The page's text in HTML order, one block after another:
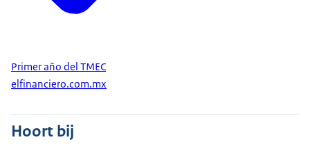
Primer año del TMEC
elfinanciero.com.mx
Hoort bij